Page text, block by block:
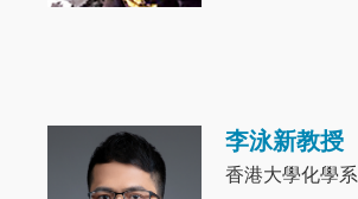
Image 李泳新教授
香港大學化學系